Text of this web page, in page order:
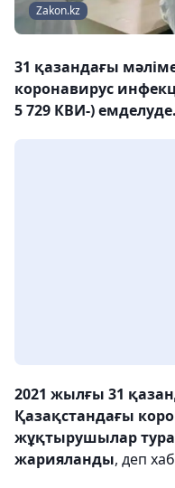
Zakon.kz
31 қазандағы
коронавирус
5 729 КВИ-) емделуде.
2021 жылғы 31
Қазақстандағы
жұқтырушылар
жарияланды, деп